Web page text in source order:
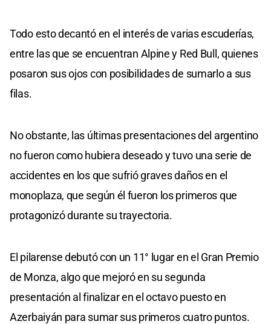
Todo esto decantó en el interés de varias escuderías,
entre las que se encuentran Alpine y Red Bull, quienes
posaron sus ojos con posibilidades de sumarlo a sus
filas.
No obstante, las últimas presentaciones del argentino
no fueron como hubiera deseado y tuvo una serie de
accidentes en los que sufrió graves daños en el
monoplaza, que según él fueron los primeros que
protagonizó durante su trayectoria.
El pilarense debutó con un 11° lugar en el Gran Premio
de Monza, algo que mejoró en su segunda
presentación al finalizar en el octavo puesto en
Azerbaiyán para sumar sus primeros cuatro puntos.